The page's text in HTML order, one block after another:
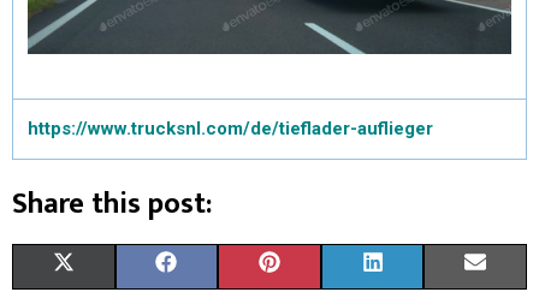
https://www.trucksnl.com/de/tieflader-auflieger
Share this post: